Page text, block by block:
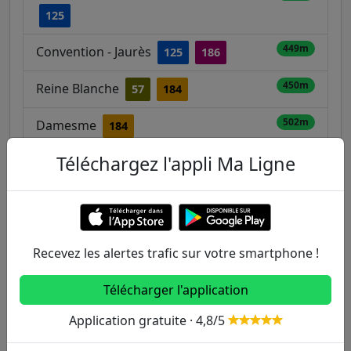
125
Convention - Jaurès 125 186 449m
Reine Blanche 57 184 450m
Damesme 184 502m
Poterne des Peupliers 57
184
526m
125 186
Autres lignes
Téléchargez l'appli Ma Ligne
Recevez les alertes trafic sur votre smartphone !
Télécharger l'application
Application gratuite · 4,8/5